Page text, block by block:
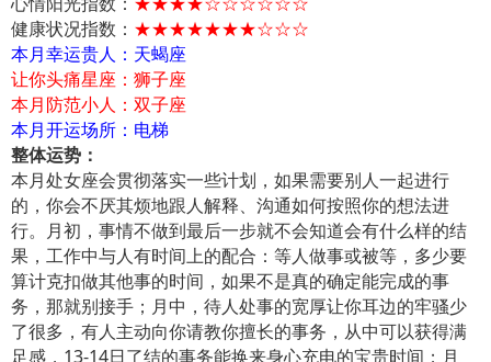
健康状况指数： ★★★★★★★☆☆☆
本月幸运贵人：天蝎座
让你头痛星座：狮子座
本月防范小人：双子座
本月开运场所：电梯
整体运势：
本月处女座会贯彻落实一些计划，如果需要别人一起进行
的，你会不厌其烦地跟人解释、沟通如何按照你的想法进
行。月初，事情不做到最后一步就不会知道会有什么样的结
果，工作中与人有时间上的配合：等人做事或被等，多少要
算计克扣做其他事的时间，如果不是真的确定能完成的事
务，那就别接手；月中，待人处事的宽厚让你耳边的牢骚少
了很多，有人主动向你请教你擅长的事务，从中可以获得满
足感，13-14日了结的事务能换来身心充电的宝贵时间；月